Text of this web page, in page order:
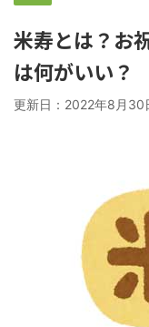
米寿とは？お
は何がいい？
更新日： 2022年8月30